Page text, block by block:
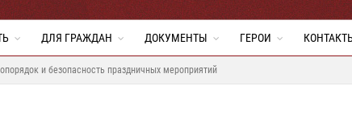
ДЛЯ ГРАЖДАН ДОКУМЕНТЫ ГЕРОИ
и безопасность праздничных мероприятий